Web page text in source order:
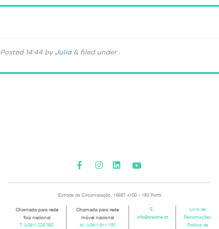
Posted 14:44 by Julia & filed under .
Estrada da Circunvalação, 15687 4100 - 183 Porto
Chamada para rede
fixa nacional
T.(+351) 229 382
Chamada para rede
móvel nacional
M. (+351) 911 797
E.
info@breathe.pt
Livro de
Reclamações
Política de